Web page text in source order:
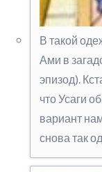
В такой
Ами в
эпизод).
что Усаги
вариант
снова так